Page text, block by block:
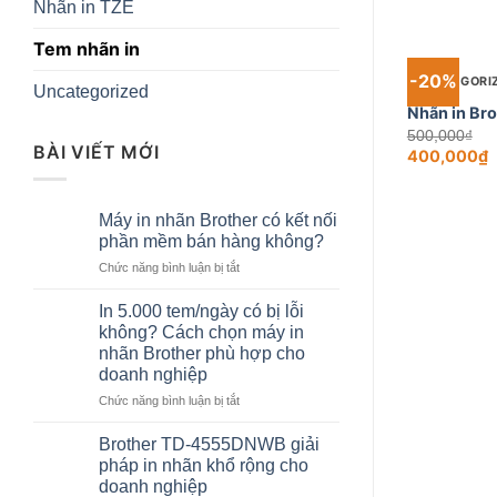
Nhãn in TZE
Tem nhãn in
Uncategorized
BÀI VIẾT MỚI
Máy in nhãn Brother có kết nối
phần mềm bán hàng không?
Chức năng bình luận bị tắtở
Brother
có
nối
mềm
bán
hàng
In 5.000 tem/ngày có bị lỗi
không? Cách chọn máy in
nhãn Brother phù hợp cho
doanh nghiệp
Chức năng bình luận bị tắtở
5.000
tem/ngày
có
Brother TD-4555DNWB giải
pháp in nhãn khổ rộng cho
doanh nghiệp
-20%
Nhãn in
500,000₫
400,000₫
Current